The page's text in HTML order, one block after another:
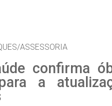
ASSESSORIA
confirma
a